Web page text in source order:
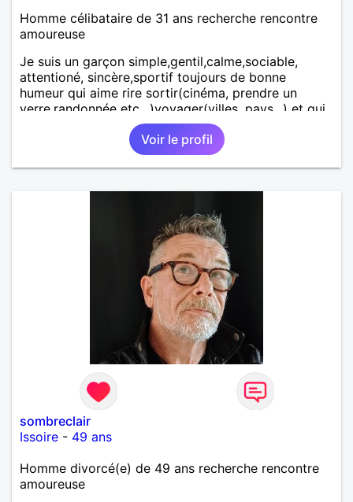
Homme célibataire de 31 ans recherche rencontre
amoureuse
Je suis un garçon simple,gentil,calme,sociable,
attentioné, sincère,sportif toujours de bonne
humeur qui aime rire sortir(cinéma, prendre un
verre,randonnée etc.. )voyager(villes, pays...) et qui
est aussi très famille Je recherche une relation
sérieuse avec une fille simple sans prise de tête
douce sincère et qui a des valeurs et du respect.
Voir le profil
sombreclair
Issoire - 49 ans
Homme divorcé(e) de 49 ans recherche rencontre
amoureuse